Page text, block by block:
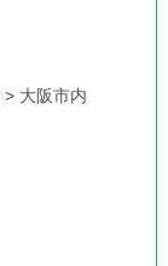
> 大阪市内